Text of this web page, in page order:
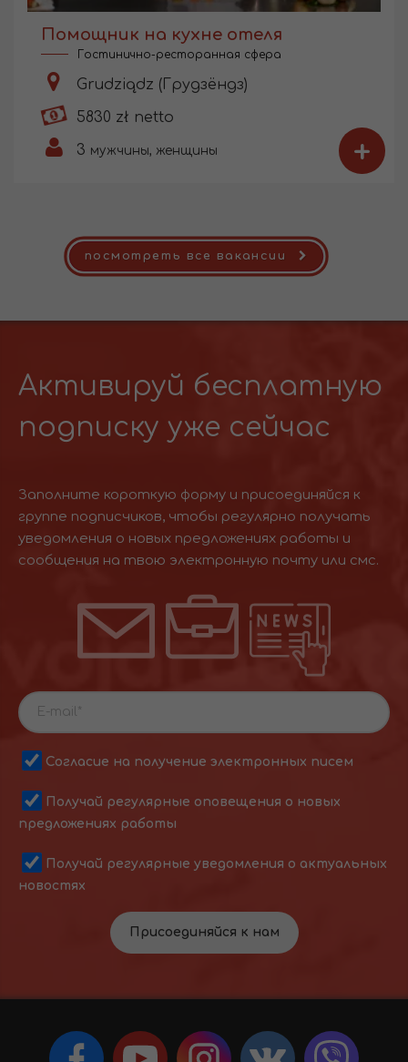
Помощник на кухне отеля
Гостинично-ресторанная сфера
Grudziądz (Грудзёндз)
5830 zł netto
3 мужчины, женщины +
посмотреть все вакансии
Активируй бесплатную
подписку уже сейчас
Заполните короткую форму и присоединяйся к
группе подписчиков, чтобы регулярно получать
уведомления о новых предложениях работы и
сообщения на твою электронную почту или смс.
Согласие на получение электронных писем
Получай регулярные оповещения о новых
предложениях работы
Получай регулярные уведомления о актуальных
новостях
Присоединяйся к нам